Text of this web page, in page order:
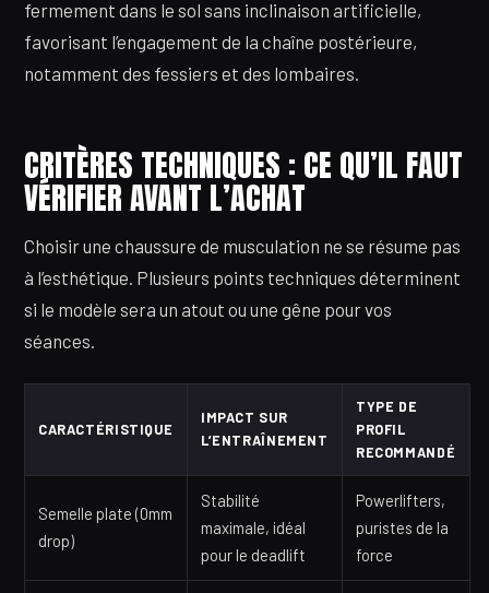
fermement dans le sol sans inclinaison artificielle,
favorisant l’engagement de la chaîne postérieure,
notamment des fessiers et des lombaires.
CRITÈRES TECHNIQUES : CE QU’IL FAUT
VÉRIFIER AVANT L’ACHAT
Choisir une chaussure de musculation ne se résume pas
à l’esthétique. Plusieurs points techniques déterminent
si le modèle sera un atout ou une gêne pour vos
séances.
CARACTÉRISTIQUE
IMPACT SUR
L’ENTRAÎNEMENT
TYPE DE
PROFIL
RECOMMANDÉ
Semelle plate (0mm
drop)
Stabilité
maximale, idéal
pour le deadlift
Powerlifters,
puristes de la
force